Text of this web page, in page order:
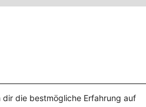
die bestmögliche Erfahrung auf